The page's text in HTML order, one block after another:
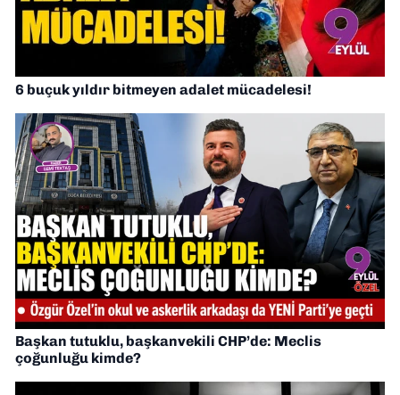
6 buçuk yıldır bitmeyen adalet mücadelesi!
Başkan tutuklu, başkanvekili CHP’de: Meclis
çoğunluğu kimde?